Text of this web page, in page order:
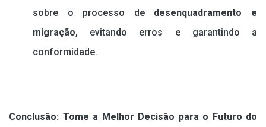
sobre o processo de desenquadramento e
migração, evitando erros e garantindo a
conformidade.
Conclusão: Tome a Melhor Decisão para o Futuro do